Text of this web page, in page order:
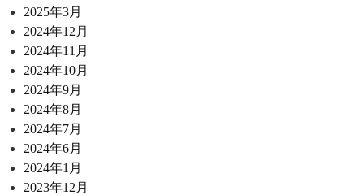
2025年3月
2024年12月
2024年11月
2024年10月
2024年9月
2024年8月
2024年7月
2024年6月
2024年1月
2023年12月